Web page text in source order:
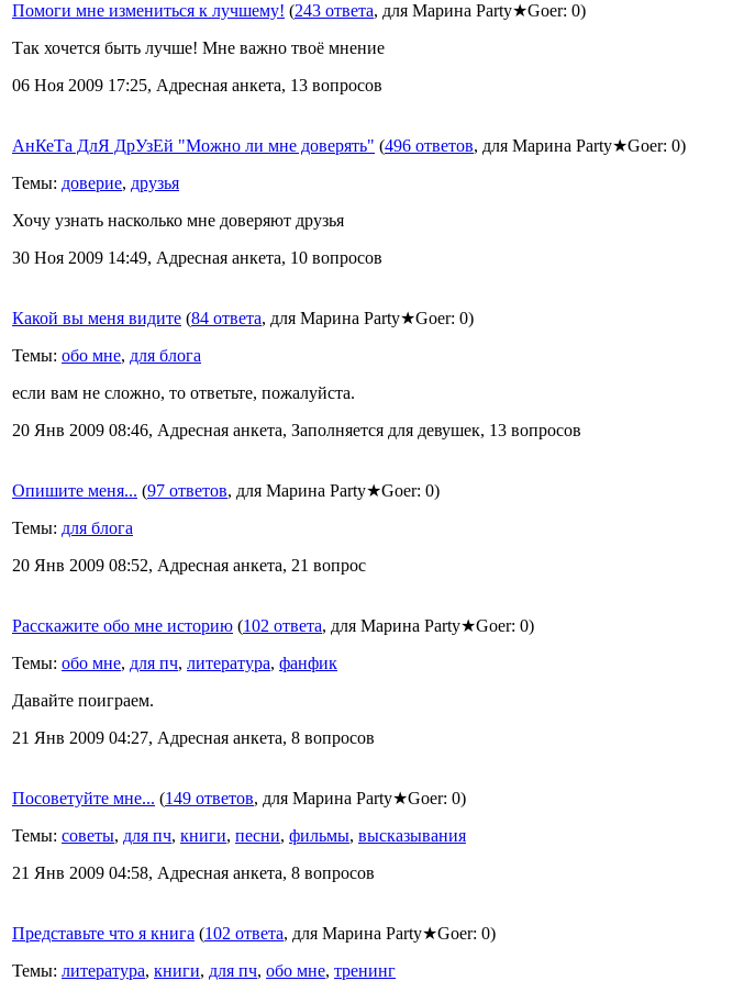
Помоги мне измениться к лучшему! (243 ответа, для Марина Party★Goer: 0)
Так хочется быть лучше! Мне важно твоё мнение
06 Ноя 2009 17:25, Адресная анкета, 13 вопросов
АнКеТа ДлЯ ДрУзЕй "Можно ли мне доверять" (496 ответов, для Марина Party★Goer: 0)
Темы: доверие, друзья
Хочу узнать насколько мне доверяют друзья
30 Ноя 2009 14:49, Адресная анкета, 10 вопросов
Какой вы меня видите (84 ответа, для Марина Party★Goer: 0)
Темы: обо мне, для блога
если вам не сложно, то ответьте, пожалуйста.
20 Янв 2009 08:46, Адресная анкета, Заполняется для девушек, 13 вопросов
Опишите меня... (97 ответов, для Марина Party★Goer: 0)
Темы: для блога
20 Янв 2009 08:52, Адресная анкета, 21 вопрос
Расскажите обо мне историю (102 ответа, для Марина Party★Goer: 0)
Темы: обо мне, для пч, литература, фанфик
Давайте поиграем.
21 Янв 2009 04:27, Адресная анкета, 8 вопросов
Посоветуйте мне... (149 ответов, для Марина Party★Goer: 0)
Темы: советы, для пч, книги, песни, фильмы, высказывания
21 Янв 2009 04:58, Адресная анкета, 8 вопросов
Представьте что я книга (102 ответа, для Марина Party★Goer: 0)
Темы: литература, книги, для пч, обо мне, тренинг